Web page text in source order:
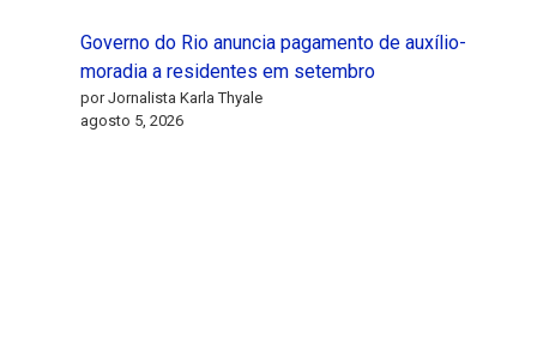
Governo do Rio anuncia pagamento de auxílio-
moradia a residentes em setembro
por Jornalista Karla Thyale
agosto 5, 2026